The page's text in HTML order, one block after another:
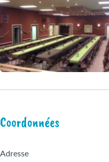
Coordonnées
Adresse